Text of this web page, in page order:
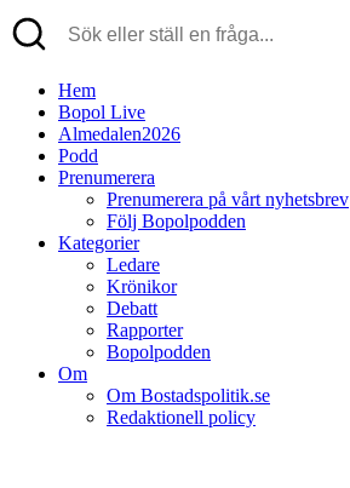
Hem
Bopol Live
Almedalen2026
Podd
Prenumerera
Prenumerera på vårt nyhetsbrev
Följ Bopolpodden
Kategorier
Ledare
Krönikor
Debatt
Rapporter
Bopolpodden
Om
Om Bostadspolitik.se
Redaktionell policy